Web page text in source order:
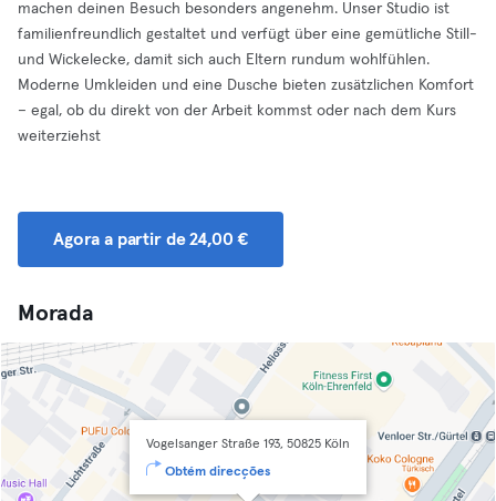
machen deinen Besuch besonders angenehm. Unser Studio ist
familienfreundlich gestaltet und verfügt über eine gemütliche Still-
und Wickelecke, damit sich auch Eltern rundum wohlfühlen.
Moderne Umkleiden und eine Dusche bieten zusätzlichen Komfort
– egal, ob du direkt von der Arbeit kommst oder nach dem Kurs
weiterziehst
Agora a partir de 24,00 €
Morada
Vogelsanger Straße 193, 50825 Köln
Obtém direcções